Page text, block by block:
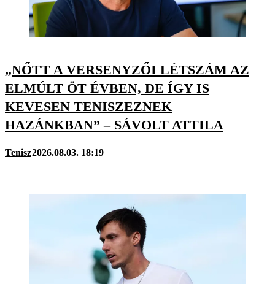
„NŐTT A VERSENYZŐI LÉTSZÁM AZ
ELMÚLT ÖT ÉVBEN, DE ÍGY IS
KEVESEN TENISZEZNEK
HAZÁNKBAN” – SÁVOLT ATTILA
Tenisz2026.08.03. 18:19